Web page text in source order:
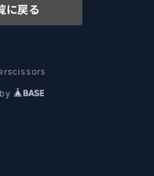
に戻る